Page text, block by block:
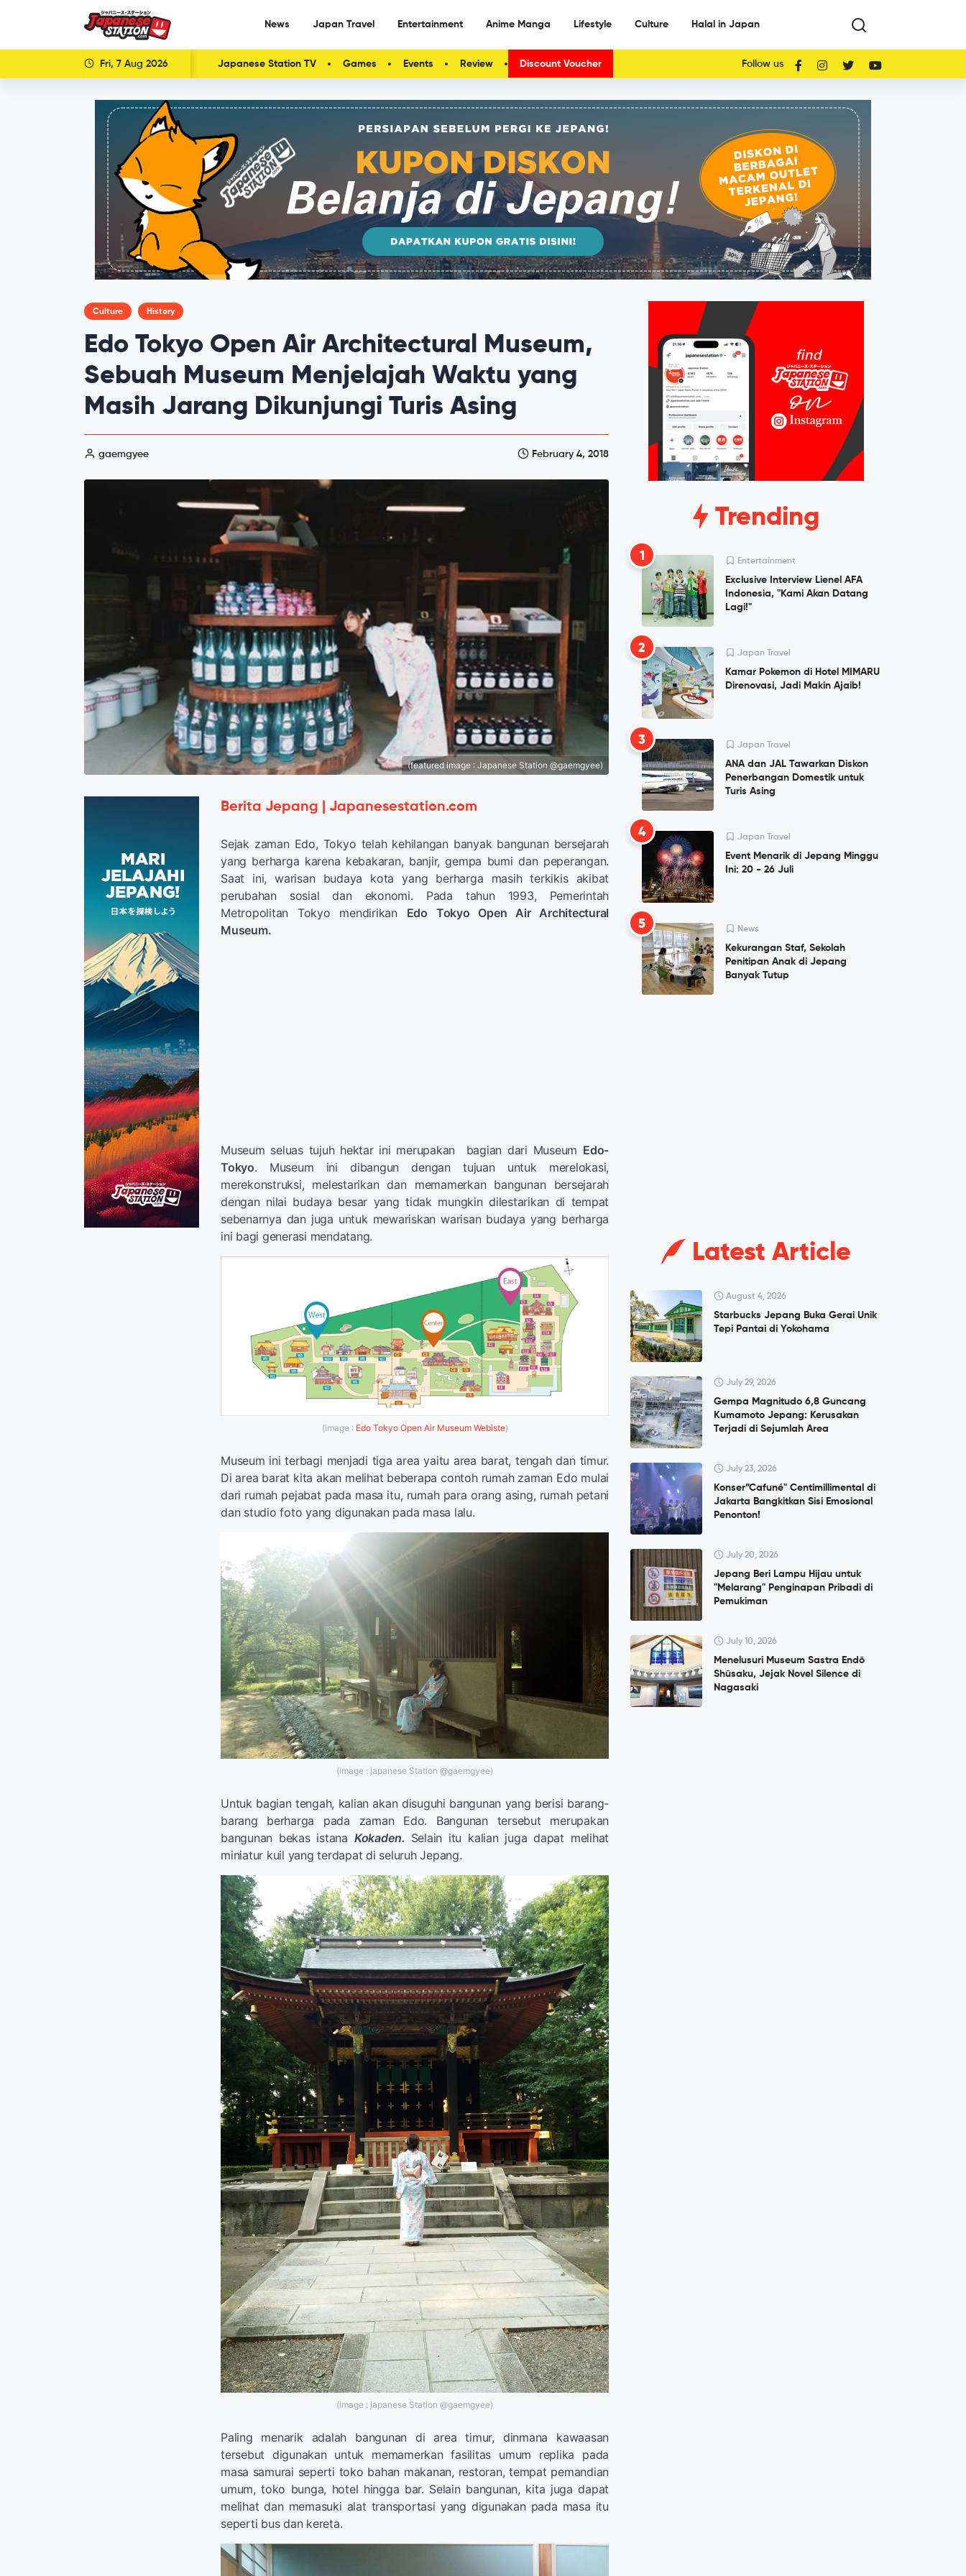
News Japan Travel Entertainment Anime Manga Lifestyle Culture Halal in Japan
Fri, 7 Aug 2026 Japanese Station TV Games Events Review Discount Voucher Follow us
Culture History
Edo Tokyo Open Air Architectural Museum,
Sebuah Museum Menjelajah Waktu yang
Masih Jarang Dikunjungi Turis Asing
gaemgyee February 4, 2018
(featured image : Japanese Station @gaemgyee)
Berita Jepang | Japanesestation.com
Sejak zaman Edo, Tokyo telah kehilangan banyak bangunan bersejarah
yang berharga karena kebakaran, banjir, gempa bumi dan peperangan.
Saat ini, warisan budaya kota yang berharga masih terkikis akibat
perubahan sosial dan ekonomi. Pada tahun 1993, Pemerintah
Metropolitan Tokyo mendirikan Edo Tokyo Open Air Architectural
Museum.
Museum seluas tujuh hektar ini merupakan bagian dari Museum Edo-
Tokyo. Museum ini dibangun dengan tujuan untuk merelokasi,
merekonstruksi, melestarikan dan memamerkan bangunan bersejarah
dengan nilai budaya besar yang tidak mungkin dilestarikan di tempat
sebenarnya dan juga untuk mewariskan warisan budaya yang berharga
ini bagi generasi mendatang.
(image : Edo Tokyo Open Air Museum Webiste)
Museum ini terbagi menjadi tiga area yaitu area barat, tengah dan timur.
Di area barat kita akan melihat beberapa contoh rumah zaman Edo mulai
dari rumah pejabat pada masa itu, rumah para orang asing, rumah petani
dan studio foto yang digunakan pada masa lalu.
(image : japanese Station @gaemgyee)
Untuk bagian tengah, kalian akan disuguhi bangunan yang berisi barang-
barang berharga pada zaman Edo. Bangunan tersebut merupakan
bangunan bekas istana Kokaden. Selain itu kalian juga dapat melihat
miniatur kuil yang terdapat di seluruh Jepang.
(image : japanese Station @gaemgyee)
Paling menarik adalah bangunan di area timur, dinmana kawaasan
tersebut digunakan untuk memamerkan fasilitas umum replika pada
masa samurai seperti toko bahan makanan, restoran, tempat pemandian
umum, toko bunga, hotel hingga bar. Selain bangunan, kita juga dapat
melihat dan memasuki alat transportasi yang digunakan pada masa itu
seperti bus dan kereta.
Trending
1 Entertainment
Exclusive Interview Lienel AFA
Indonesia, "Kami Akan Datang
Lagi!"
2 Japan Travel
Kamar Pokemon di Hotel MIMARU
Direnovasi, Jadi Makin Ajaib!
3 Japan Travel
ANA dan JAL Tawarkan Diskon
Penerbangan Domestik untuk
Turis Asing
4 Japan Travel
Event Menarik di Jepang Minggu
Ini: 20 - 26 Juli
5 News
Kekurangan Staf, Sekolah
Penitipan Anak di Jepang
Banyak Tutup
Latest Article
August 4, 2026
Starbucks Jepang Buka Gerai Unik
Tepi Pantai di Yokohama
July 29, 2026
Gempa Magnitudo 6,8 Guncang
Kumamoto Jepang: Kerusakan
Terjadi di Sejumlah Area
July 23, 2026
Konser”Cafuné" Centimillimental di
Jakarta Bangkitkan Sisi Emosional
Penonton!
July 20, 2026
Jepang Beri Lampu Hijau untuk
"Melarang" Penginapan Pribadi di
Pemukiman
July 10, 2026
Menelusuri Museum Sastra Endō
Shūsaku, Jejak Novel Silence di
Nagasaki